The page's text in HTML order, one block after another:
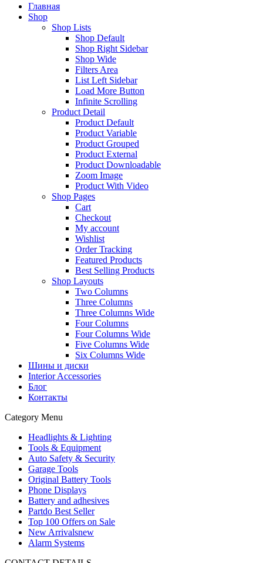
Главная
Shop
Shop Lists
Shop Default
Shop Right Sidebar
Shop Wide
Filters Area
List Left Sidebar
Load More Button
Infinite Scrolling
Product Detail
Product Default
Product Variable
Product Grouped
Product External
Product Downloadable
Zoom Image
Product With Video
Shop Pages
Cart
Checkout
My account
Wishlist
Order Tracking
Featured Products
Best Selling Products
Shop Layouts
Two Columns
Three Columns
Three Columns Wide
Four Columns
Four Columns Wide
Five Columns Wide
Six Columns Wide
Шины и диски
Interior Accessories
Блог
Контакты
Category Menu
Headlights & Lighting
Tools & Equipment
Auto Safety & Security
Garage Tools
Original Battery Tools
Phone Displays
Battery and adhesives
Partdo Best Seller
Top 100 Offers on Sale
New Arrivalsnew
Alarm Systems